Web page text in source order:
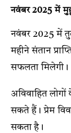
नवंबर 2025 में
नवंबर 2025 में
महीने संतान
सफलता मिलेगी।
अविवाहित
सकते हैं। प्रेम
सकता है।